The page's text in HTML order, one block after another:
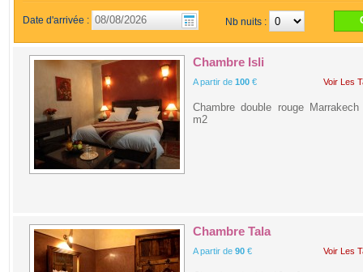
Date d'arrivée : Nb nuits :
Chambre Isli
A partir de 100 € Voir Les
Chambre double rouge
m2
Chambre Tala
A partir de 90 € Voir Les